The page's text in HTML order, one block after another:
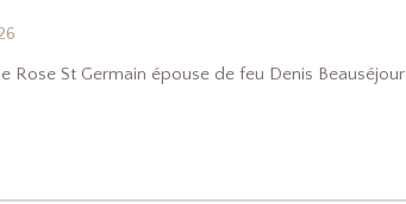
Rose St Germain épouse de feu Denis Beauséjour